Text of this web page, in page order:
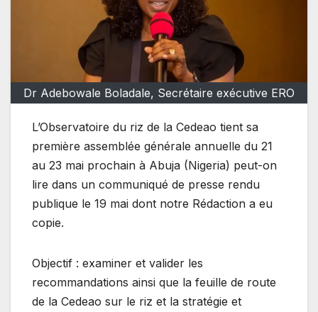
Dr Adebowale Boladale, Secrétaire exécutive ERO
L’Observatoire du riz de la Cedeao tient sa
première assemblée générale annuelle du 21
au 23 mai prochain à Abuja (Nigeria) peut-on
lire dans un communiqué de presse rendu
publique le 19 mai dont notre Rédaction a eu
copie.
Objectif : examiner et valider les
recommandations ainsi que la feuille de route
de la Cedeao sur le riz et la stratégie et